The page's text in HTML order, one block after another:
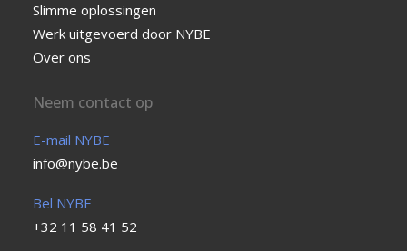
Slimme oplossingen
Werk uitgevoerd door NYBE
Over ons
Neem contact op
E-mail NYBE
info@nybe.be
Bel NYBE
+32 11 58 41 52